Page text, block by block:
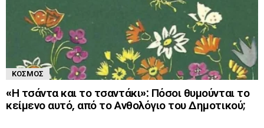
ΚΌΣΜΟΣ
«Η τσάντα και το τσαντάκι»: Πόσοι θυμούνται το
κείμενο αυτό, από το Ανθολόγιο του Δημοτικού;